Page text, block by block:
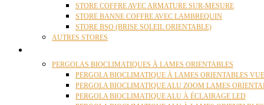
STORE COFFRE AVEC ARMATURE SUR-MESURE
STORE BANNE COFFRE AVEC LAMBREQUIN
STORE BSO (BRISE SOLEIL ORIENTABLE)
AUTRES STORES
PERGOLAS BIOCLIMATIQUES À LAMES ORIENTABLES
PERGOLA BIOCLIMATIQUE À LAMES ORIENTABLES
PERGOLA BIOCLIMATIQUE ALU ZOOM LAMES
PERGOLA BIOCLIMATIQUE ALU À ÉCLAIRAGE LED